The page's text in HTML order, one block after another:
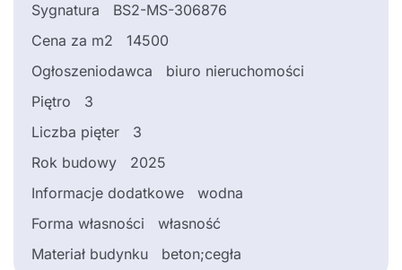
Sygnatura
BS2-MS-306876
Cena za m2
14500
Ogłoszeniodawca
biuro nieruchomości
Piętro
3
Liczba pięter
3
Rok budowy
2025
Informacje dodatkowe
wodna
Forma własności
własność
Materiał budynku
beton;cegła